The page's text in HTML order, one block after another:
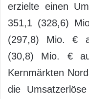
erzielte einen
351,1 (328,6)
(297,8) Mio. €
(30,8) Mio. €
Kernmärkten
die